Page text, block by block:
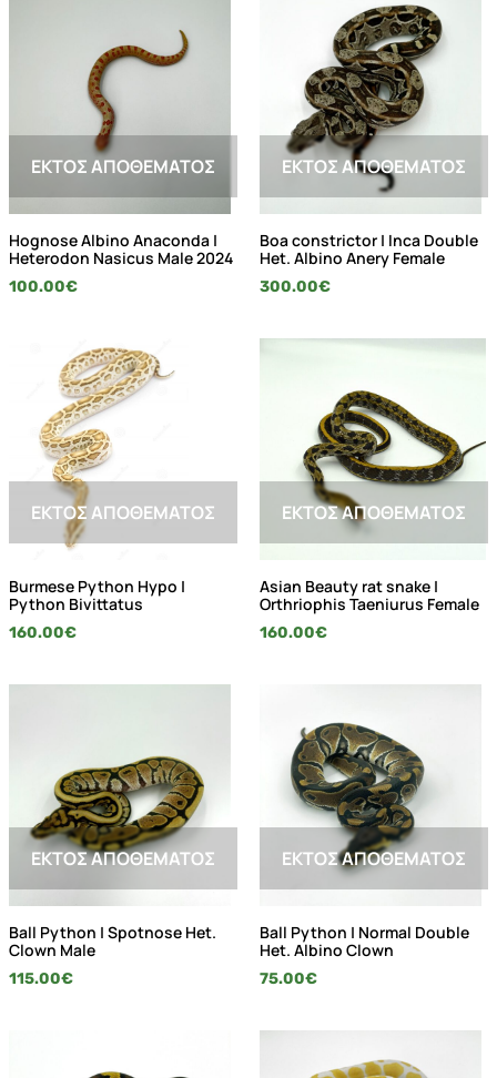
ΕΚΤΌΣ ΑΠΟΘΈΜΑΤΟΣ
Hognose Albino Anaconda |
Heterodon Nasicus Male 2024
100.00€
ΕΚΤΌΣ ΑΠΟΘΈΜΑΤΟΣ
Boa constrictor | Inca Double
Het. Albino Anery Female
300.00€
ΕΚΤΌΣ ΑΠΟΘΈΜΑΤΟΣ
Burmese Python Hypo |
Python Bivittatus
160.00€
ΕΚΤΌΣ ΑΠΟΘΈΜΑΤΟΣ
Asian Beauty rat snake |
Orthriophis Taeniurus Female
160.00€
ΕΚΤΌΣ ΑΠΟΘΈΜΑΤΟΣ
Ball Python | Spotnose Het.
Clown Male
115.00€
ΕΚΤΌΣ ΑΠΟΘΈΜΑΤΟΣ
Ball Python | Normal Double
Het. Albino Clown
75.00€